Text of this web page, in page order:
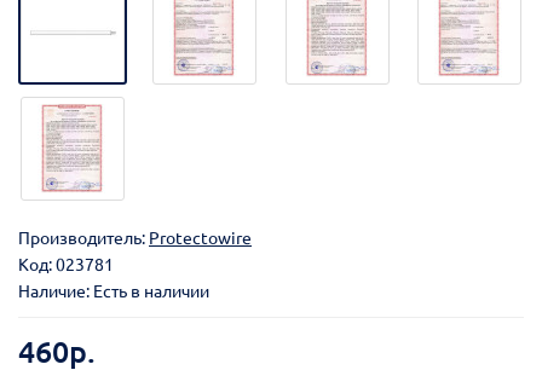
Производитель: Protectowire
Код:023781
Наличие: Есть в наличии
460р.